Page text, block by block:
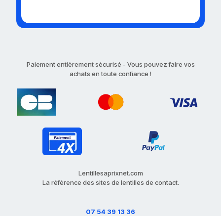
Paiement entièrement sécurisé - Vous pouvez faire vos
achats en toute confiance !
Lentillesaprixnet.com
La référence des sites de lentilles de contact.
07 54 39 13 36